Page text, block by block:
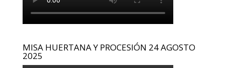
MISA HUERTANA Y PROCESIÓN 24 AGOSTO
2025